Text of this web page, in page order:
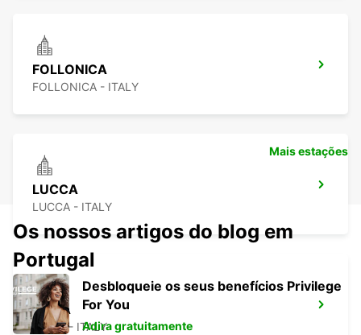
FOLLONICA
FOLLONICA - ITALY
LUCCA
LUCCA - ITALY
SIENA
SIENA - ITALY
Mais estações
Os nossos artigos do blog em
Portugal
Desbloqueie os seus benefícios Privilege
For You
Adira gratuitamente